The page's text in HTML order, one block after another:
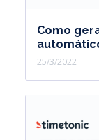
Como
25/3/2022